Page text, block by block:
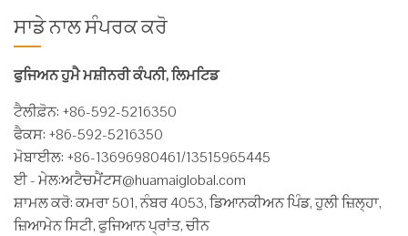
ਸਾਡੇ ਨਾਲ ਸੰਪਰਕ ਕਰੋ
ਫੁਜਿਅਨ ਹੁਮੈ ਮਸ਼ੀਨਰੀ ਕੰਪਨੀ, ਲਿਮਟਿਡ
ਟੈਲੀਫ਼ੋਨ: +86-592-5216350
ਫੈਕਸ: +86-592-5216350
ਮੋਬਾਈਲ: +86-13696980461/13515965445
ਈ - ਮੇਲ:ਅਟੈਚਮੈਂਟਸ@huamaiglobal.com
ਸ਼ਾਮਲ ਕਰੋ: ਕਮਰਾ 501, ਨੰਬਰ 4053, ਡਿਆਨਕੀਅਨ ਪਿੰਡ, ਹੁਲੀ ਜ਼ਿਲ੍ਹਾ,
ਜ਼ਿਆਮੇਨ ਸਿਟੀ, ਫੁਜਿਆਨ ਪ੍ਰਾਂਤ, ਚੀਨ